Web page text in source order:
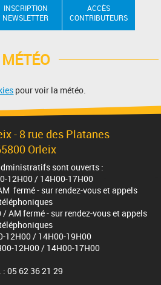
INSCRIPTION
NEWSLETTER
ACCÈS
CONTRIBUTEURS
MÉTÉO
pour voir la météo.
- 8 rue des Platanes
Orleix
sont ouverts :
12H00 / 14H00-17H00
fermé - sur rendez-vous et appels
/ AM fermé - sur rendez-vous et appels
12H00 / 14H00-19H00
12H00 / 14H00-17H00
: 05 62 36 21 29